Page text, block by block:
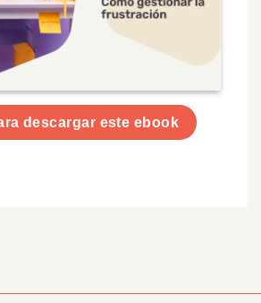
descargar este ebook